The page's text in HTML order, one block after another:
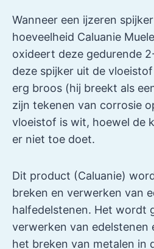
Wanneer een ijzeren
hoeveelheid Caluanie
oxideert deze gedurende
deze spijker uit de
erg broos (hij breekt als
zijn tekenen van corrosie
vloeistof is wit, hoewel de
er niet toe doet.
Dit product (Caluanie)
breken en verwerken van
halfedelstenen. Het wordt
verwerken van edelstenen
het breken van metalen in